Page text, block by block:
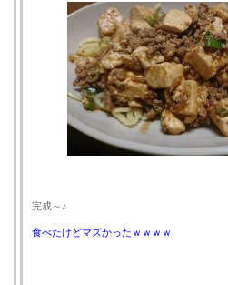
完成～♪
食べたけどマズかったｗｗｗｗ